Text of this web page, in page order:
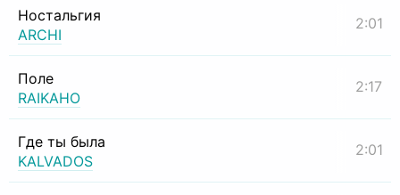
Ностальгия
ARCHI
2:01
Поле
RAIKAHO
2:17
Где ты была
KALVADOS
2:01